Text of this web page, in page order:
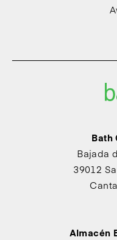
Bath
Bajada
39012
Almacén